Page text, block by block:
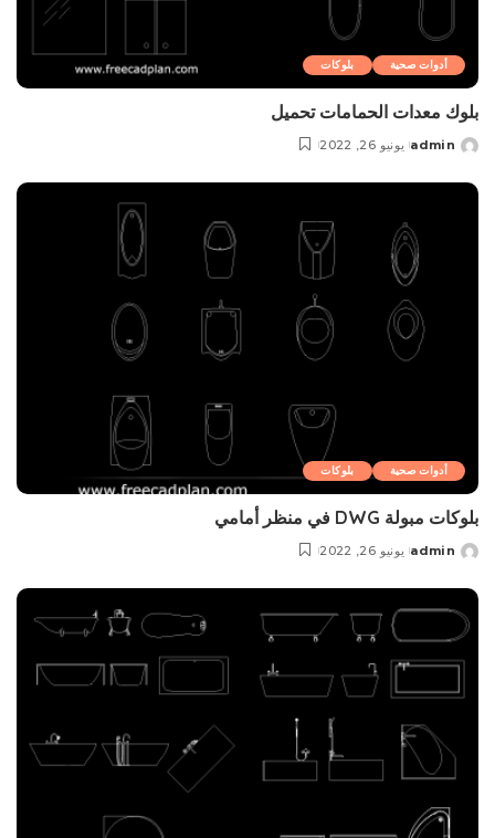
أدوات صحية بلوکات
بلوك معدات الحمامات تحمیل
Posted
admin يونيو 26, 2022
أدوات صحية بلوکات
بلوکات مبولة DWG في منظر أمامي
Posted
admin يونيو 26, 2022